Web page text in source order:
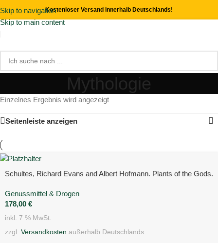
Skip to navigation
Skip to main content
Kostenloser Versand innerhalb Deutschlands!
Mythologie
Einzelnes Ergebnis wird angezeigt
Seitenleiste anzeigen
Schultes, Richard Evans and Albert Hofmann. Plants of the Gods.
Genussmittel & Drogen
178,00 €
inkl. 7 % MwSt.
zzgl. Versandkosten außerhalb Deutschlands.